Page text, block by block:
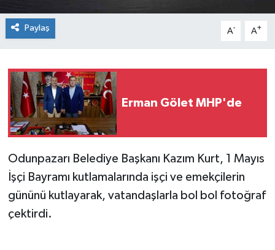
Paylaş A- A+
Erman Gölet MHP'de
Odunpazarı Belediye Başkanı Kazım Kurt, 1 Mayıs
İşçi Bayramı kutlamalarında işçi ve emekçilerin
gününü kutlayarak, vatandaşlarla bol bol fotoğraf
çektirdi.